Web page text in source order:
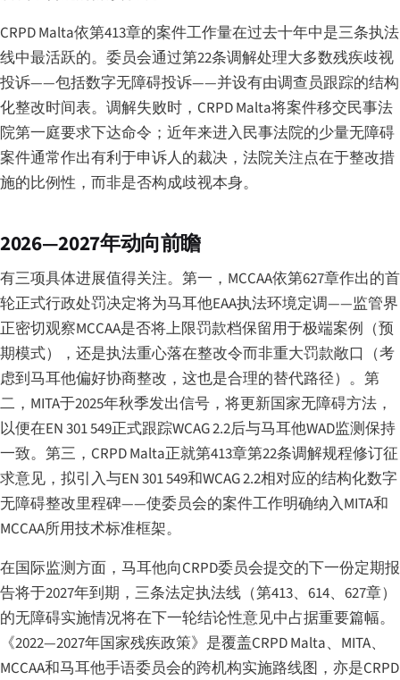
CRPD Malta依第413章的案件工作量在过去十年中是三条执法
线中最活跃的。委员会通过第22条调解处理大多数残疾歧视
投诉——包括数字无障碍投诉——并设有由调查员跟踪的结构
化整改时间表。调解失败时，CRPD Malta将案件移交民事法
院第一庭要求下达命令；近年来进入民事法院的少量无障碍
案件通常作出有利于申诉人的裁决，法院关注点在于整改措
施的比例性，而非是否构成歧视本身。
2026—2027年动向前瞻
有三项具体进展值得关注。第一，MCCAA依第627章作出的首
轮正式行政处罚决定将为马耳他EAA执法环境定调——监管界
正密切观察MCCAA是否将上限罚款档保留用于极端案例（预
期模式），还是执法重心落在整改令而非重大罚款敞口（考
虑到马耳他偏好协商整改，这也是合理的替代路径）。第
二，MITA于2025年秋季发出信号，将更新国家无障碍方法，
以便在EN 301 549正式跟踪WCAG 2.2后与马耳他WAD监测保持
一致。第三，CRPD Malta正就第413章第22条调解规程修订征
求意见，拟引入与EN 301 549和WCAG 2.2相对应的结构化数字
无障碍整改里程碑——使委员会的案件工作明确纳入MITA和
MCCAA所用技术标准框架。
在国际监测方面，马耳他向CRPD委员会提交的下一份定期报
告将于2027年到期，三条法定执法线（第413、614、627章）
的无障碍实施情况将在下一轮结论性意见中占据重要篇幅。
《2022—2027年国家残疾政策》是覆盖CRPD Malta、MITA、
MCCAA和马耳他手语委员会的跨机构实施路线图，亦是CRPD